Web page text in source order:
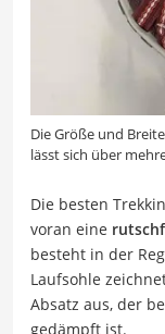
Die Größe und
lässt sich über
Die besten
voran eine
besteht in der
Laufsohle
Absatz aus, der
gedämpft ist.